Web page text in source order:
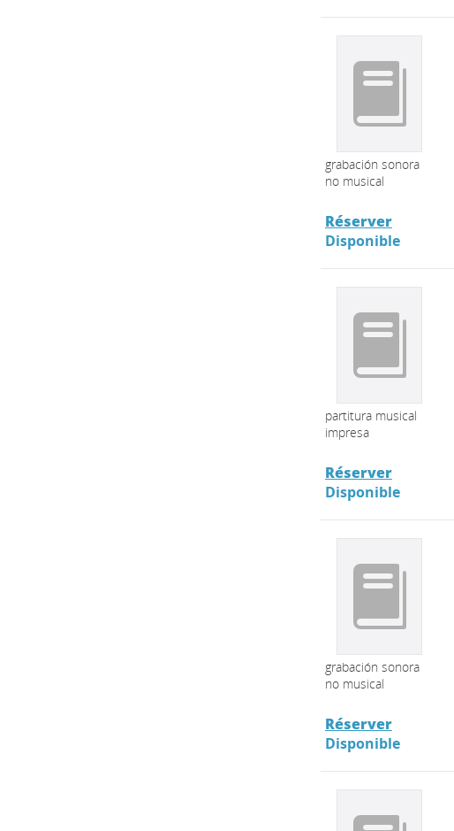
grabación sonora
no musical
Réserver
Disponible
partitura musical
impresa
Réserver
Disponible
grabación sonora
no musical
Réserver
Disponible